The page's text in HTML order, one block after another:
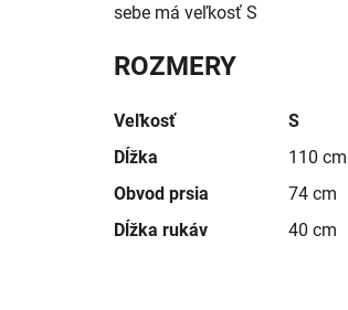
sebe má veľkosť S
ROZMERY
Veľkosť S
Dĺžka
110 cm
Obvod prsia
74 cm
Dĺžka rukáv
40 cm